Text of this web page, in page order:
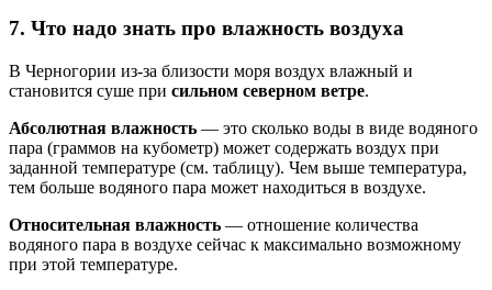
7. Что надо знать про влажность воздуха
В Черногории из-за близости моря воздух влажный и
становится суше при сильном северном ветре.
Абсолютная влажность — это сколько воды в виде водяного
пара (граммов на кубометр) может содержать воздух при
заданной температуре (см. таблицу). Чем выше температура,
тем больше водяного пара может находиться в воздухе.
Относительная влажность — отношение количества
водяного пара в воздухе сейчас к максимально возможному
при этой температуре.